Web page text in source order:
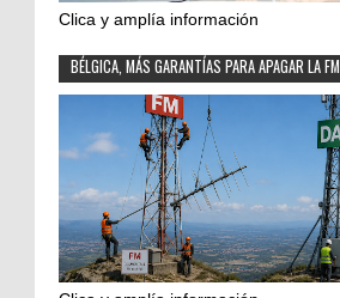
Clica y amplía información
BÉLGICA, MÁS GARANTÍAS PARA APAGAR LA FM